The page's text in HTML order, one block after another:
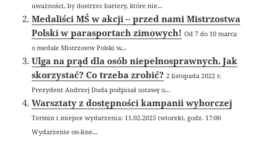
uważności, by dostrzec bariery, które nie...
Medaliści MŚ w akcji – przed nami Mistrzostwa
Polski w parasportach zimowych! Od 7 do 10 marca
o medale Mistrzostw Polski w...
Ulga na prąd dla osób niepełnosprawnych. Jak
skorzystać? Co trzeba zrobić? 2 listopada 2022 r.
Prezydent Andrzej Duda podpisał ustawę o...
Warsztaty z dostępności kampanii wyborczej
Termin i miejsce wydarzenia: 11.02.2025 (wtorek), godz. 17:00
Wydarzenie on-line...